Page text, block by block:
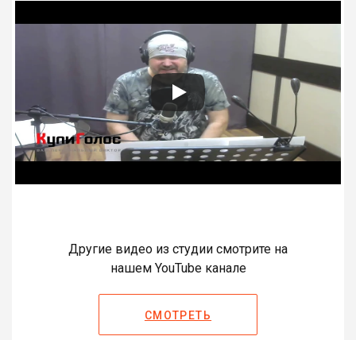
Другие видео из студии смотрите на
нашем YouTube канале
СМОТРЕТЬ